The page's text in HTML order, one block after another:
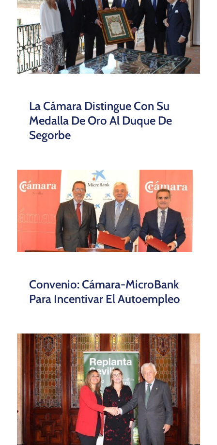
La Cámara Distingue Con Su
Medalla De Oro Al Duque De
Segorbe
Convenio: Cámara-MicroBank
Para Incentivar El Autoempleo